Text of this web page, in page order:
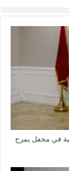
في محفل يمزج